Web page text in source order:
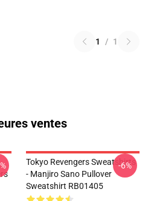
1 / 1
ventes
Tokyo Revengers Sweatshirts
- Manjiro Sano Pullover
Sweatshirt RB01405
-6%